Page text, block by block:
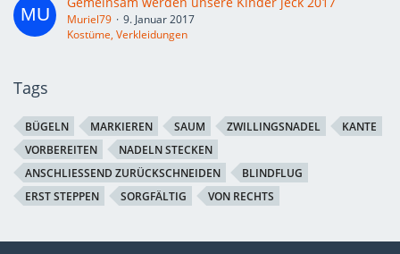
Muriel79
9. Januar 2017
Kostüme, Verkleidungen
Tags
BÜGELN MARKIEREN SAUM ZWILLINGSNADEL
KANTE
VORBEREITEN
NADELN STECKEN
ANSCHLIESSEND ZURÜCKSCHNEIDEN
BLINDFLUG
ERST STEPPEN
SORGFÄLTIG VON RECHTS